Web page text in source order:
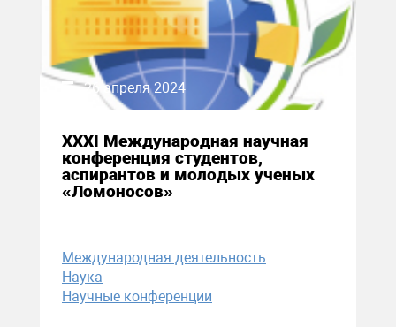
26 апреля 2024
XXXI Международная научная
конференция студентов,
аспирантов и молодых ученых
«Ломоносов»
Международная деятельность
Наука
Научные конференции